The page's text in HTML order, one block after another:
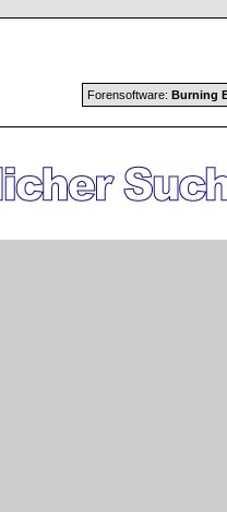
Forensoftware: Burning